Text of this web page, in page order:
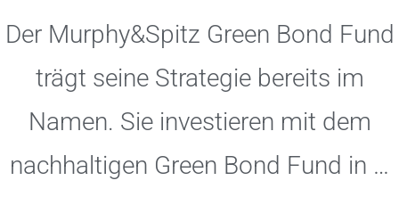
Ihr nachhaltiger
Anleihenfonds
Der Murphy&Spitz Green Bond Fund
trägt seine Strategie bereits im
Namen. Sie investieren mit dem
nachhaltigen Green Bond Fund in …